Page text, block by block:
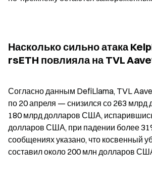
Насколько сильно атака
rsETH повлияла на TVL
Согласно данным DefiLlama, TVL
по 20 апреля — снизился со 263
180 млрд долларов США,
долларов США, при падении более
сообщениях указано, что косвенный
составил около 200 млн долларов